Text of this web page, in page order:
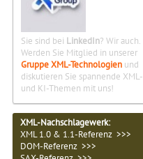
Sie sind bei LinkedIn? Wir auch.
Werden Sie Mitglied in unserer
Gruppe XML-Technologien und
diskutieren Sie spannende XML-
und KI-Themen mit uns!
XML-Nachschlagewerk:
XML 1.0 & 1.1-Referenz >>>
DOM-Referenz >>>